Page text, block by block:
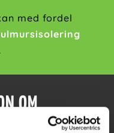
med fordel
.
OM